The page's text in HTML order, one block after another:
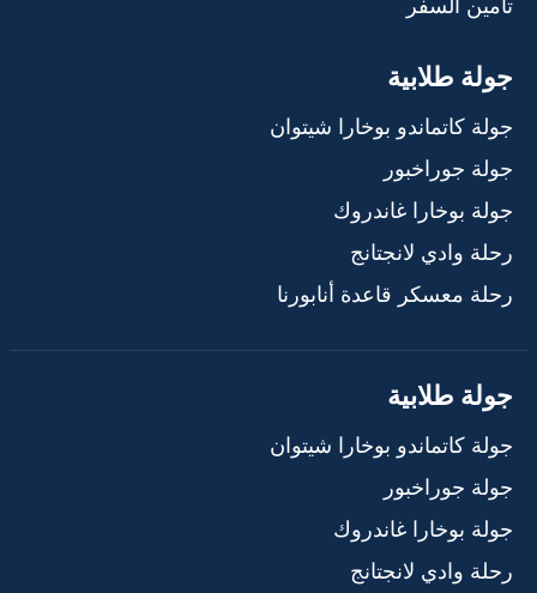
جولة طلابية
جولة كاتماندو بوخارا شيتوان
جولة جوراخبور
جولة بوخارا غاندروك
رحلة وادي لانجتانج
رحلة معسكر قاعدة أنابورنا
جولة طلابية
جولة كاتماندو بوخارا شيتوان
جولة جوراخبور
جولة بوخارا غاندروك
رحلة وادي لانجتانج